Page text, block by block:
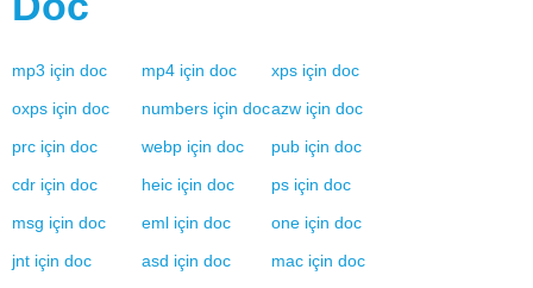
mp3 için doc mp4 için doc xps için doc
oxps için doc numbers için docazw için doc
prc için doc webp için doc pub için doc
cdr için doc heic için doc ps için doc
msg için doc eml için doc one için doc
jnt için doc asd için doc mac için doc